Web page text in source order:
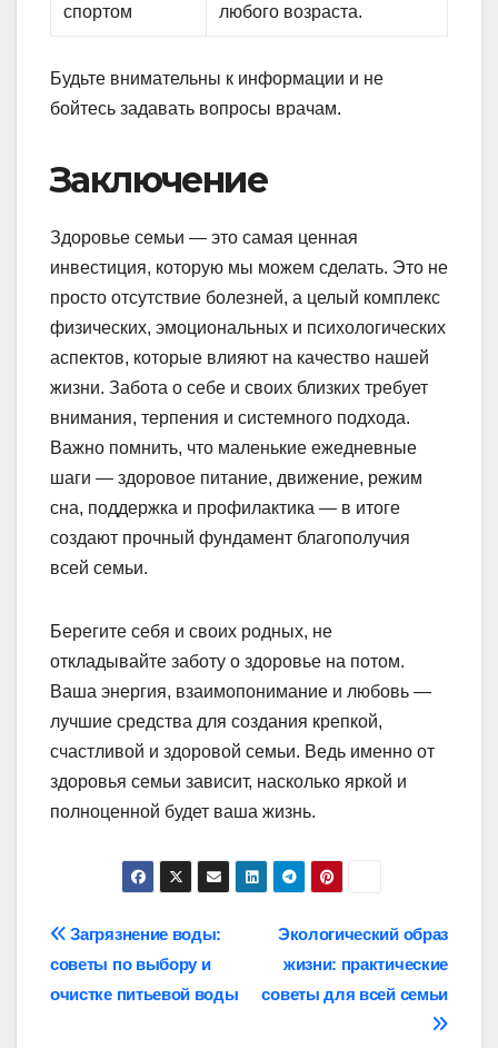
спортом
любого возраста.
Будьте внимательны к информации и не
бойтесь задавать вопросы врачам.
Заключение
Здоровье семьи — это самая ценная
инвестиция, которую мы можем сделать. Это не
просто отсутствие болезней, а целый комплекс
физических, эмоциональных и психологических
аспектов, которые влияют на качество нашей
жизни. Забота о себе и своих близких требует
внимания, терпения и системного подхода.
Важно помнить, что маленькие ежедневные
шаги — здоровое питание, движение, режим
сна, поддержка и профилактика — в итоге
создают прочный фундамент благополучия
всей семьи.
Берегите себя и своих родных, не
откладывайте заботу о здоровье на потом.
Ваша энергия, взаимопонимание и любовь —
лучшие средства для создания крепкой,
счастливой и здоровой семьи. Ведь именно от
здоровья семьи зависит, насколько яркой и
полноценной будет ваша жизнь.
Навигация
по
Экологический образ
жизни: практические
советы для всей семьи
Загрязнение воды:
советы по выбору и
очистке питьевой воды